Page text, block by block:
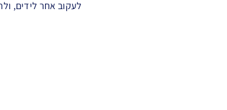
לעקוב אחר לידים,